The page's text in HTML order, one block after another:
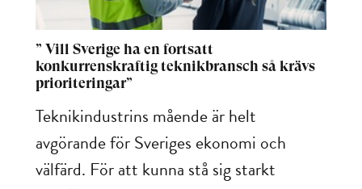
” Vill Sverige ha en fortsatt
konkurrenskraftig teknikbransch så krävs
prioriteringar”
Teknikindustrins mående är helt
avgörande för Sveriges ekonomi och
välfärd. För att kunna stå sig starkt